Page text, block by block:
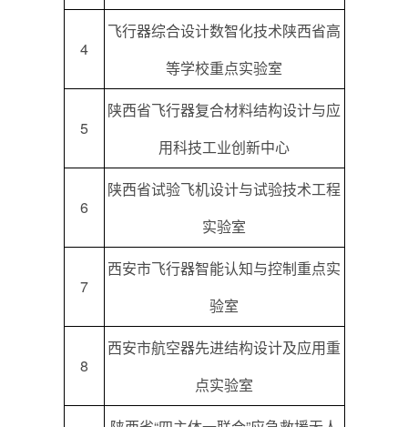
4
飞行器综合设计数智化技术陕西省高
等学校重点实验室
5
陕西省飞行器复合材料结构设计与应
用科技工业创新中心
6
陕西省试验飞机设计与试验技术工程
实验室
7
西安市飞行器智能认知与控制重点实
验室
8
西安市航空器先进结构设计及应用重
点实验室